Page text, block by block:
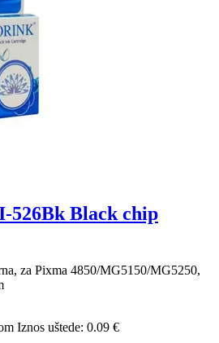
526Bk Black chip
za Pixma 4850/MG5150/MG5250,
Iznos uštede: 0.09 €